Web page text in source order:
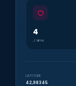
4
J’aime
LATITUDE
42,98345